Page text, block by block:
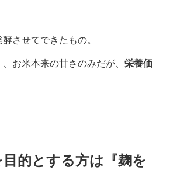
させてできたもの。
お米本来の甘さのみだが、 栄養価
的とする方は『麹を